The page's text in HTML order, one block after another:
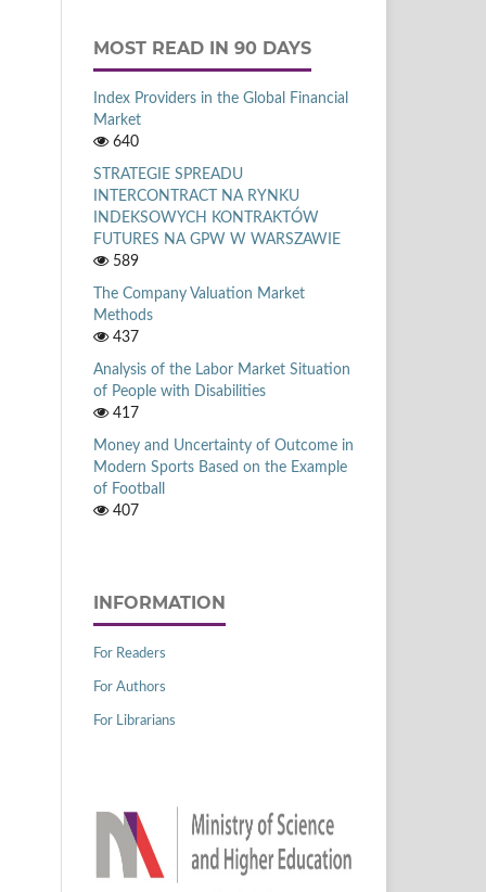
MOST READ IN 90 DAYS
Index Providers in the Global Financial
Market
640
STRATEGIE SPREADU
INTERCONTRACT NA RYNKU
INDEKSOWYCH KONTRAKTÓW
FUTURES NA GPW W WARSZAWIE
589
The Company Valuation Market
Methods
437
Analysis of the Labor Market Situation
of People with Disabilities
417
Money and Uncertainty of Outcome in
Modern Sports Based on the Example
of Football
407
INFORMATION
For Readers
For Authors
For Librarians